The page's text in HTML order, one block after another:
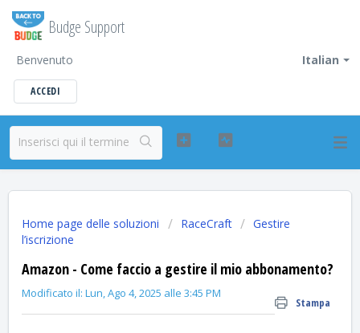
Budge Support
Italian
Benvenuto
ACCEDI
Home page delle soluzioni RaceCraft
Gestire
l’iscrizione
Amazon - Come faccio a gestire il mio abbonamento?
Stampa
Modificato il: Lun, Ago 4, 2025 alle 3:45 PM